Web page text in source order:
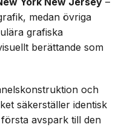
medan övriga
grafiska
berättande som
och
säkerställer identisk
avspark till den